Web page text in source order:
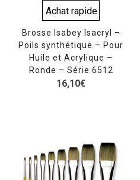
Achat rapide
Brosse Isabey Isacryl –
Poils synthétique – Pour
Huile et Acrylique –
Ronde – Série 6512
16,10€